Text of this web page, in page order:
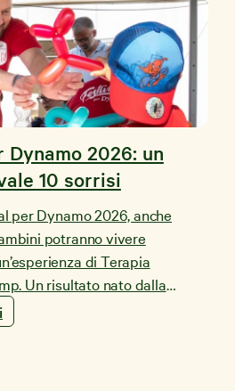
Dynamo 2026: un
10 sorrisi
per Dynamo 2026, anche
potranno vivere
di Terapia
Un risultato nato dalla
comunità intera.